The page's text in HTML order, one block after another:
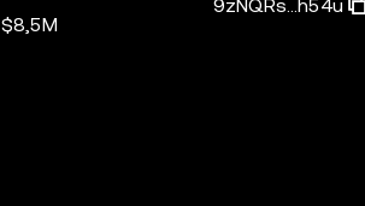
$8,5M
9zNQRs...h54u